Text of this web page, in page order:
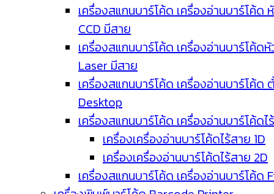
เครื่องสแกนบาร์โค้ด เครื่องอ่านบาร์โค้ด
CCD มีสาย
เครื่องสแกนบาร์โค้ด เครื่องอ่านบาร์โค้ด
Laser มีสาย
เครื่องสแกนบาร์โค้ด เครื่องอ่านบาร์โค้ด
Desktop
เครื่องสแกนบาร์โค้ด เครื่องอ่านบาร์โค้ดไ
เครื่องเครื่องอ่านบาร์โค้ดไร้สาย 1D
เครื่องเครื่องอ่านบาร์โค้ดไร้สาย 2D
เครื่องสแกนบาร์โค้ด เครื่องอ่านบาร์โค้ด